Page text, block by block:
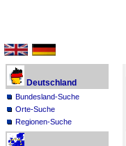
Deutschland
Bundesland-Suche
Orte-Suche
Regionen-Suche